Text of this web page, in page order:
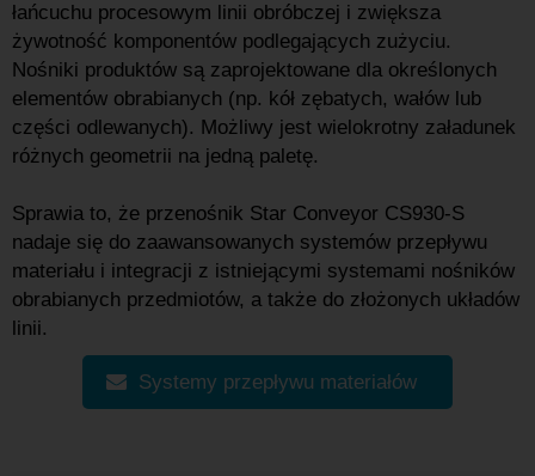
łańcuchu procesowym linii obróbczej i zwiększa
żywotność komponentów podlegających zużyciu.
Nośniki produktów są zaprojektowane dla określonych
elementów obrabianych (np. kół zębatych, wałów lub
części odlewanych). Możliwy jest wielokrotny załadunek
różnych geometrii na jedną paletę.
Sprawia to, że przenośnik Star Conveyor CS930-S
nadaje się do zaawansowanych systemów przepływu
materiału i integracji z istniejącymi systemami nośników
obrabianych przedmiotów, a także do złożonych układów
linii.
Systemy przepływu materiałów